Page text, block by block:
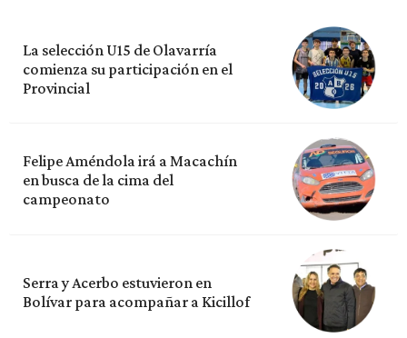
La selección U15 de Olavarría
comienza su participación en el
Provincial
Felipe Améndola irá a Macachín
en busca de la cima del
campeonato
Serra y Acerbo estuvieron en
Bolívar para acompañar a Kicillof